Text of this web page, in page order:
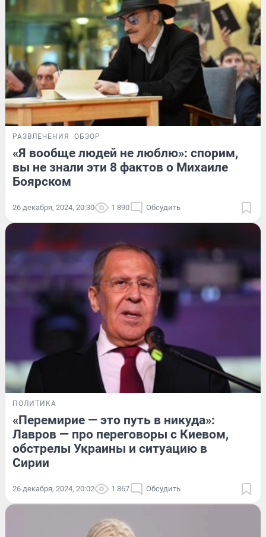
РАЗВЛЕЧЕНИЯ ОБЗОР
«Я вообще людей не люблю»: спорим,
вы не знали эти 8 фактов о Михаиле
Боярском
26 декабря, 2024, 20:30 1 890 Обсудить
ПОЛИТИКА
«Перемирие — это путь в никуда»:
Лавров — про переговоры с Киевом,
обстрелы Украины и ситуацию в
Сирии
26 декабря, 2024, 20:02 1 867 Обсудить